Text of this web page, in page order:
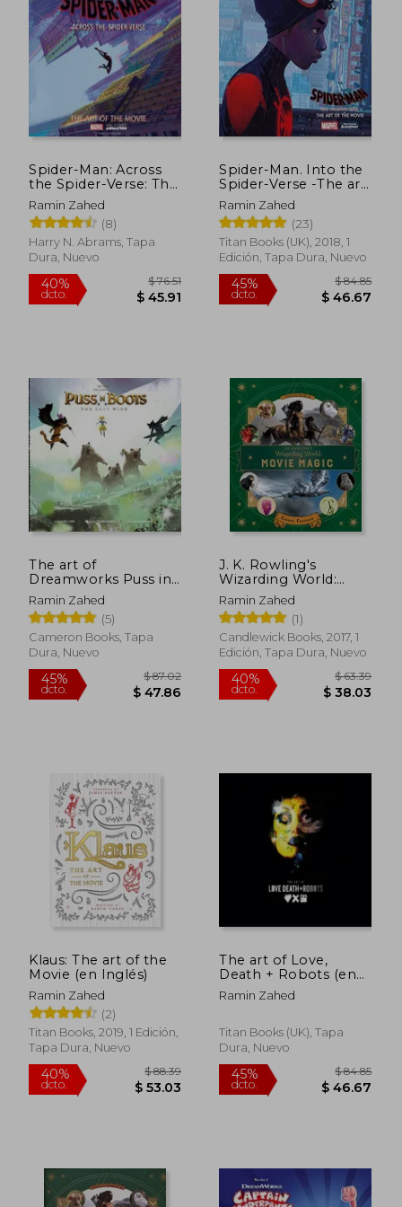
Spider-Man: Across
the Spider-Verse: The
art of the Movie (en
Inglés)
Ramin Zahed
(8)
Harry N. Abrams, Tapa
Dura, Nuevo
40%
dcto.
$ 76.51
$ 45.91
Spider-Man. Into the
Spider-Verse -The art
of the Movie (en
Inglés)
Ramin Zahed
(23)
Titan Books (UK), 2018, 1
Edición, Tapa Dura, Nuevo
45%
dcto.
The art of
Dreamworks Puss in
Boots: The Last Wish
(en Inglés)
Ramin Zahed
(5)
Cameron Books, Tapa
Dura, Nuevo
45%
dcto. $ 47.86
J. K. Rowling's
Wizarding World:
Movie Magic Volume
Two: Curious
Creatures (en Inglés)
Ramin Zahed
(1)
Candlewick Books, 2017, 1
Edición, Tapa Dura, Nuevo
40%
dcto.
Klaus: The art of the
Movie (en Inglés)
Ramin Zahed
(2)
Titan Books, 2019, 1 Edición,
Tapa Dura, Nuevo
The art of Love,
Death + Robots (en
Inglés)
Ramin Zahed
Titan Books (UK), Tapa
Dura, Nuevo